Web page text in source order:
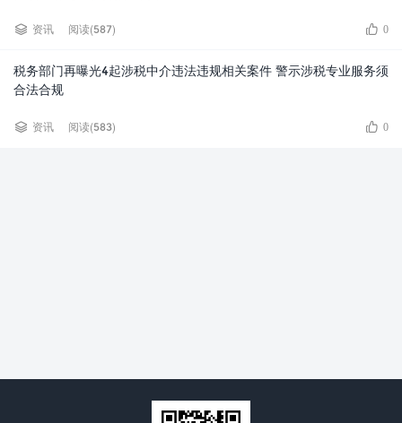
 资讯 阅读(587)  0
税务部门再曝光4起涉税中介违法违规相关案件 警示涉税专业服务须
合法合规
 资讯 阅读(583)  0